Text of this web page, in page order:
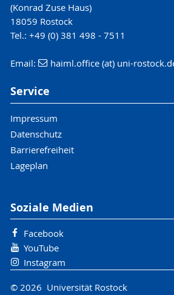
(Konrad Zuse Haus)
18059 Rostock
Tel.: +49 (0) 381 498 - 7511
Email: haiml.office (at) uni-
Service
Impressum
Datenschutz
Barrierefreiheit
Lageplan
Soziale Medien
Facebook
YouTube
Instagram
© 2026 Universität Rostock